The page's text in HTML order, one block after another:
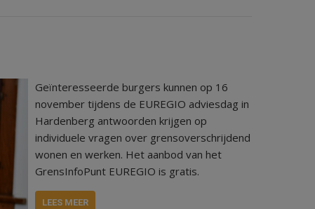
Geïnteresseerde burgers kunnen op 16
november tijdens de EUREGIO adviesdag in
Hardenberg antwoorden krijgen op
individuele vragen over grensoverschrijdend
wonen en werken. Het aanbod van het
GrensInfoPunt EUREGIO is gratis.
LEES MEER